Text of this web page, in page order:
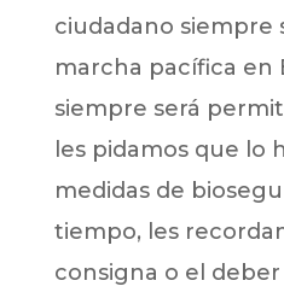
ciudadano siempre
marcha pacífica en
siempre será
les pidamos que lo
medidas de
tiempo, les
consigna o el